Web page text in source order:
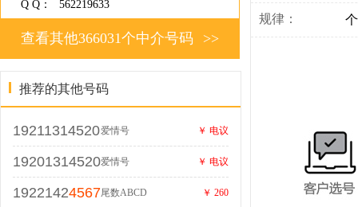
规律：
Q Q： 562219633
>>
查看其他366031个中介号码
推荐的其他号码
19211314520爱情号 ￥ 电议
19201314520爱情号 ￥ 电议
19221424567尾数ABCD ￥ 260